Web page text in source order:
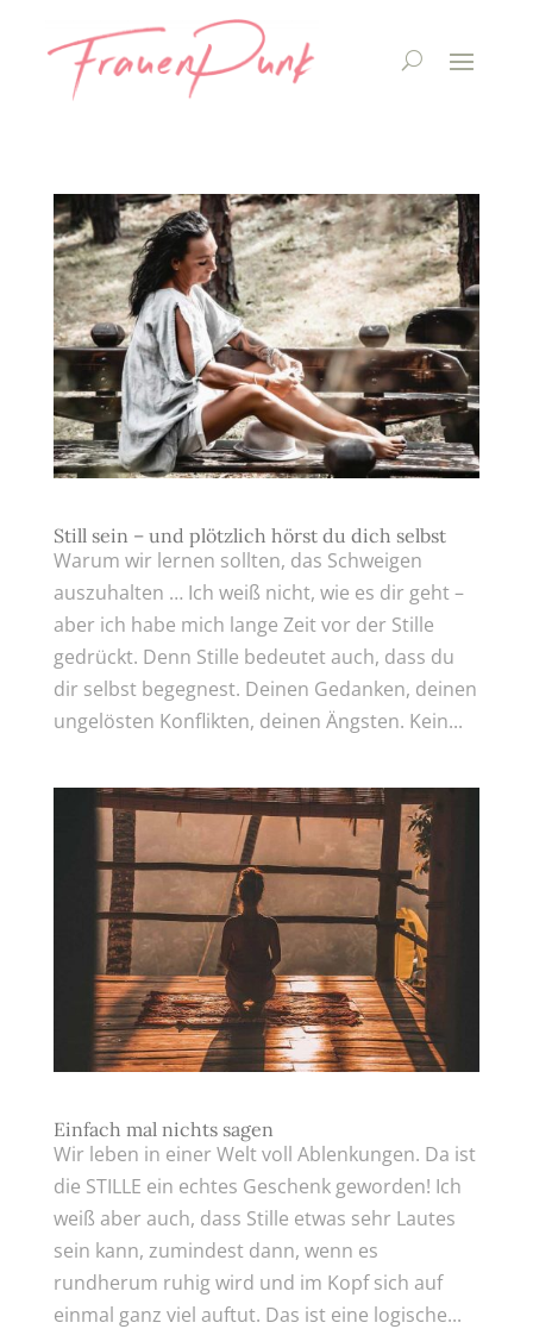
Still sein – und plötzlich hörst du dich selbst
Warum wir lernen sollten, das Schweigen
auszuhalten … Ich weiß nicht, wie es dir geht –
aber ich habe mich lange Zeit vor der Stille
gedrückt. Denn Stille bedeutet auch, dass du
dir selbst begegnest. Deinen Gedanken, deinen
ungelösten Konflikten, deinen Ängsten. Kein...
Einfach mal nichts sagen
Wir leben in einer Welt voll Ablenkungen. Da ist
die STILLE ein echtes Geschenk geworden! Ich
weiß aber auch, dass Stille etwas sehr Lautes
sein kann, zumindest dann, wenn es
rundherum ruhig wird und im Kopf sich auf
einmal ganz viel auftut. Das ist eine logische...